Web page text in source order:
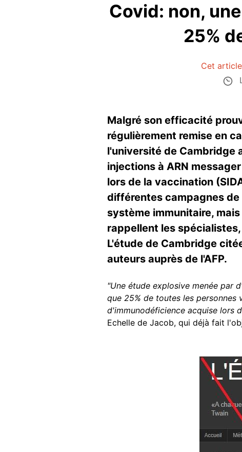
Covid: non,
25%
Cet
Malgré son efficacité
régulièrement remise en
l'université de Cambridge
injections à ARN
lors de la vaccination
différentes campagnes
système immunitaire,
rappellent les
L'étude de Cambridge
auteurs auprès de l'AFP.
"Une étude explosive menée par
que 25% de toutes les personnes
d'immunodéficience acquise lors
Echelle de Jacob, qui déjà fait